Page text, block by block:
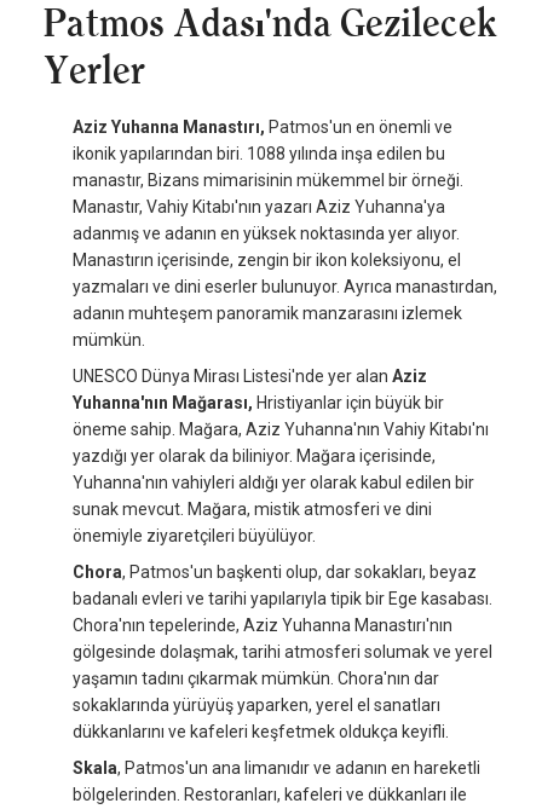
Patmos Adası'nda Gezilecek
Yerler
Aziz Yuhanna Manastırı, Patmos'un en önemli ve
ikonik yapılarından biri. 1088 yılında inşa edilen bu
manastır, Bizans mimarisinin mükemmel bir örneği.
Manastır, Vahiy Kitabı'nın yazarı Aziz Yuhanna'ya
adanmış ve adanın en yüksek noktasında yer alıyor.
Manastırın içerisinde, zengin bir ikon koleksiyonu, el
yazmaları ve dini eserler bulunuyor. Ayrıca manastırdan,
adanın muhteşem panoramik manzarasını izlemek
mümkün.
UNESCO Dünya Mirası Listesi'nde yer alan Aziz
Yuhanna'nın Mağarası, Hristiyanlar için büyük bir
öneme sahip. Mağara, Aziz Yuhanna'nın Vahiy Kitabı'nı
yazdığı yer olarak da biliniyor. Mağara içerisinde,
Yuhanna'nın vahiyleri aldığı yer olarak kabul edilen bir
sunak mevcut. Mağara, mistik atmosferi ve dini
önemiyle ziyaretçileri büyülüyor.
Chora, Patmos'un başkenti olup, dar sokakları, beyaz
badanalı evleri ve tarihi yapılarıyla tipik bir Ege kasabası.
Chora'nın tepelerinde, Aziz Yuhanna Manastırı'nın
gölgesinde dolaşmak, tarihi atmosferi solumak ve yerel
yaşamın tadını çıkarmak mümkün. Chora'nın dar
sokaklarında yürüyüş yaparken, yerel el sanatları
dükkanlarını ve kafeleri keşfetmek oldukça keyifli.
Skala, Patmos'un ana limanıdır ve adanın en hareketli
bölgelerinden. Restoranları, kafeleri ve dükkanları ile